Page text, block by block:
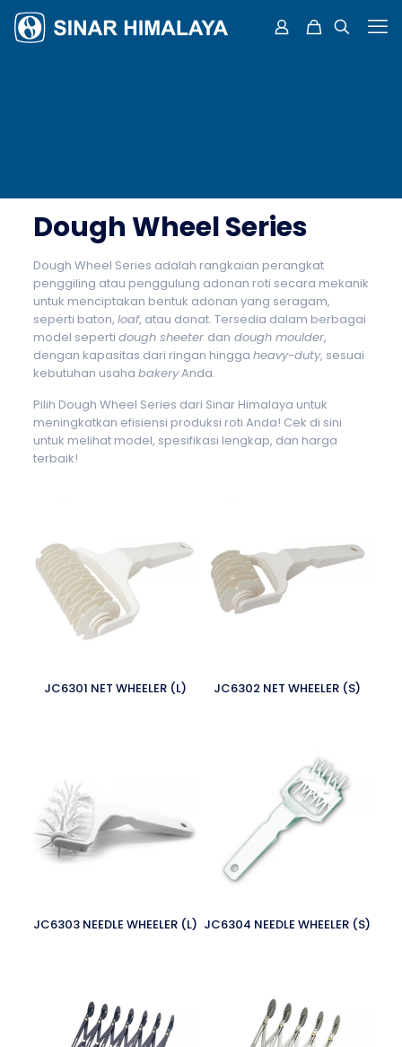
Dough Wheel Series
Dough Wheel Series adalah rangkaian perangkat
penggiling atau penggulung adonan roti secara mekanik
untuk menciptakan bentuk adonan yang seragam,
seperti baton, loaf, atau donat. Tersedia dalam berbagai
model seperti dough sheeter dan dough moulder,
dengan kapasitas dari ringan hingga heavy-duty, sesuai
kebutuhan usaha bakeryAnda.
Pilih Dough Wheel Series dari Sinar Himalaya untuk
meningkatkan efisiensi produksi roti Anda! Cek di sini
untuk melihat model, spesifikasi lengkap, dan harga
terbaik!
JC6301 NET WHEELER (L) JC6302 NET WHEELER (S)
JC6303 NEEDLE WHEELER (L) JC6304 NEEDLE WHEELER (S)